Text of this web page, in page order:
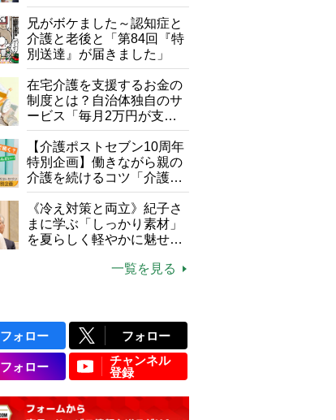
読み方しりとり 解答
ぐ「揺れる一粒」の使い分
け方
兄がボケました～認知症と
介護と老後と「第84回『特
別送達』が届きました」
在宅介護を支援するお金の
制度とは？自治体独自のサ
ービス「毎月2万円が支給
される」ケースも【FP解
説】
【介護ポストセブン10周年
特別企画】働きながら親の
介護を続けるコツ「介護は
10年以上続くことも…3つ
のフェーズに分けて考えて
みよう」【社会福祉士解
説】
《冷え対策と両立》紀子さ
まに学ぶ「しっかり素材」
を夏らしく軽やかに魅せる
一覧を見る
フォロー フォロー
フォロー
チャンネル
登録